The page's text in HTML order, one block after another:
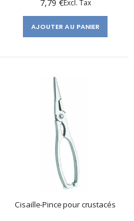
7,79 €
AJOUTER AU PANIER
Cisaille-Pince pour crustacés